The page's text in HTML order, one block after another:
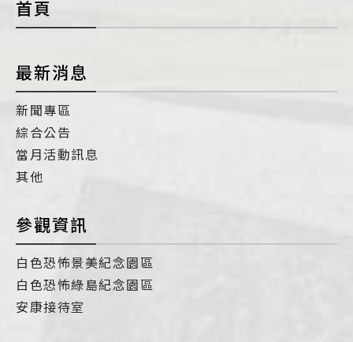
首頁
最新消息
新聞專區
綜合公告
當月活動訊息
其他
參觀資訊
白色恐怖景美紀念園區
白色恐怖綠島紀念園區
安康接待室